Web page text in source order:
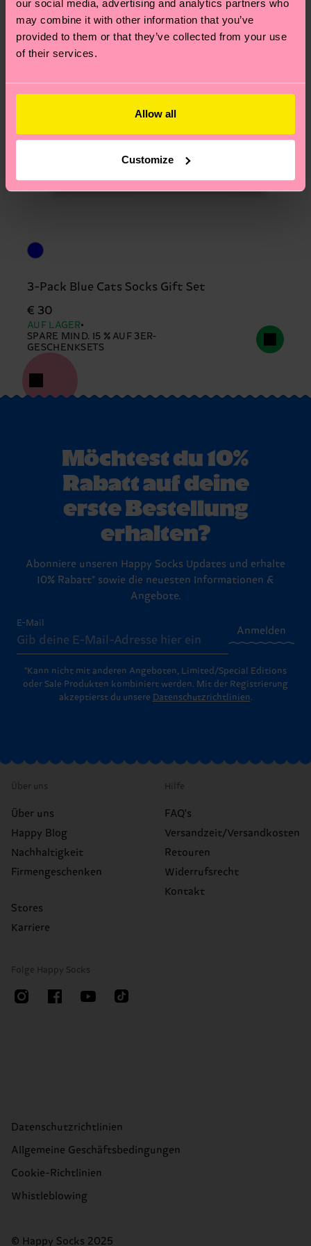
our social media, advertising and analytics partners who
may combine it with other information that you’ve
provided to them or that they’ve collected from your use
of their services.
Allow all
Customize
3-Pack Blue Cats Socks Gift Set
€ 30
AUF LAGER
SPARE MIND. 15 % AUF 3ER-
GESCHENKSETS
Möchtest du 10%
Rabatt auf deine
erste Bestellung
erhalten?
Abonniere unseren Happy Socks Updates und erhalte
10% Rabatt* sowie die neuesten Informationen &
Angebote.
E-Mail
Anmelden
*Kann nicht mit anderen Angeboten, Limited/Special Editions
oder Sale Produkten kombiniert werden. Mit der Registrierung
akzeptierst du unsere Datenschutzrichtlinien.
Über uns
Über uns
Happy Blog
Nachhaltigkeit
Firmengeschenken
Stores
Karriere
Hilfe
FAQ's
Versandzeit/Versandkosten
Retouren
Widerrufsrecht
Kontakt
Folge Happy Socks
Datenschutzrichtlinien
Allgemeine Geschäftsbedingungen
Cookie-Richtlinien
Whistleblowing
© Happy Socks 2025